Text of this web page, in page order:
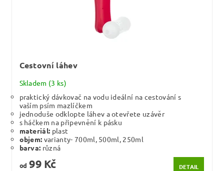
Cestovní láhev
Skladem (3 ks)
praktický dávkovač na vodu ideální na cestování s
vaším psím mazlíčkem
jednoduše odklopte láhev a otevřete uzávěr
s háčkem na připevnění k pásku
materiál: plast
objem: varianty- 700ml, 500ml, 250ml
barva: různá
od 99 Kč DETAIL